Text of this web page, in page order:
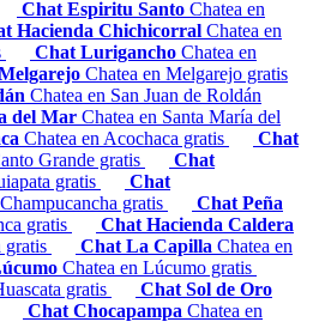
Chat Espiritu Santo Chatea en
Hacienda Chichicorral Chatea en
Chat Lurigancho Chatea en
Chatea en Melgarejo gratis
Chatea en San Juan de Roldán
del Mar Chatea en Santa María del
Chatea en Acochaca gratis
Chat
Grande gratis
Chat
gratis
Chat
gratis
Chat Peña
gratis
Chat Hacienda Caldera
gratis
Chat La Capilla Chatea en
Chatea en Lúcumo gratis
gratis
Chat Sol de Oro
Chat Chocapampa Chatea en